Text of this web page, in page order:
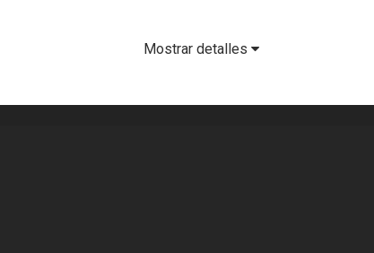
31 hoteles en Portugal y 10 en Brasil, llegará a España en la
en Isla Canela (Costa de la Luz, Huelva). El inmueble es
Mostrar detalles